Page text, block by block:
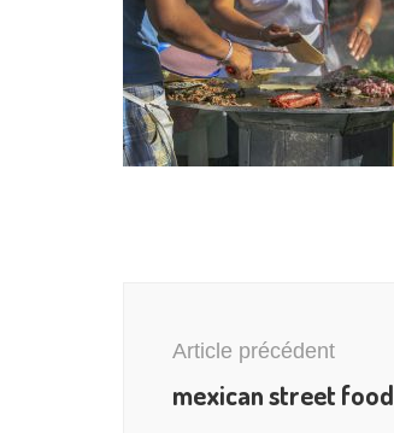
Article précédent
mexican street food